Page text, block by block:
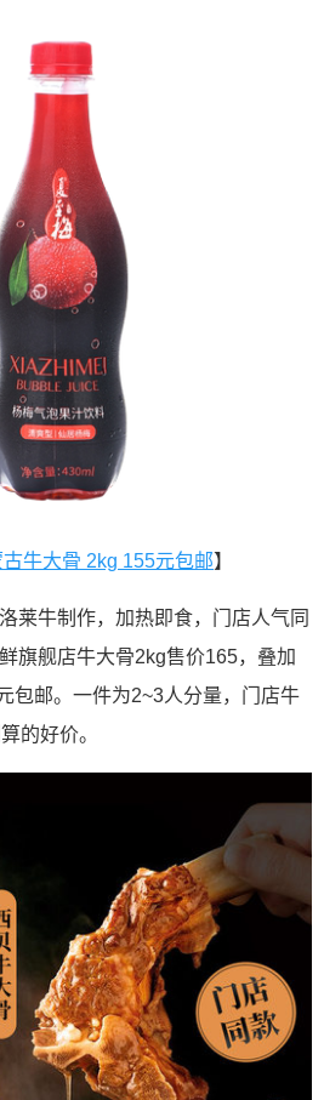
牛大骨 2kg 155元包邮】
莱牛制作，加热即食，门店人气同
旗舰店牛大骨2kg售价165，叠加
包邮。一件为2~3人分量，门店牛
的好价。